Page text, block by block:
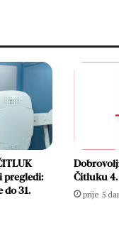
pregledi:
do 31.
Čitluku
prije 5